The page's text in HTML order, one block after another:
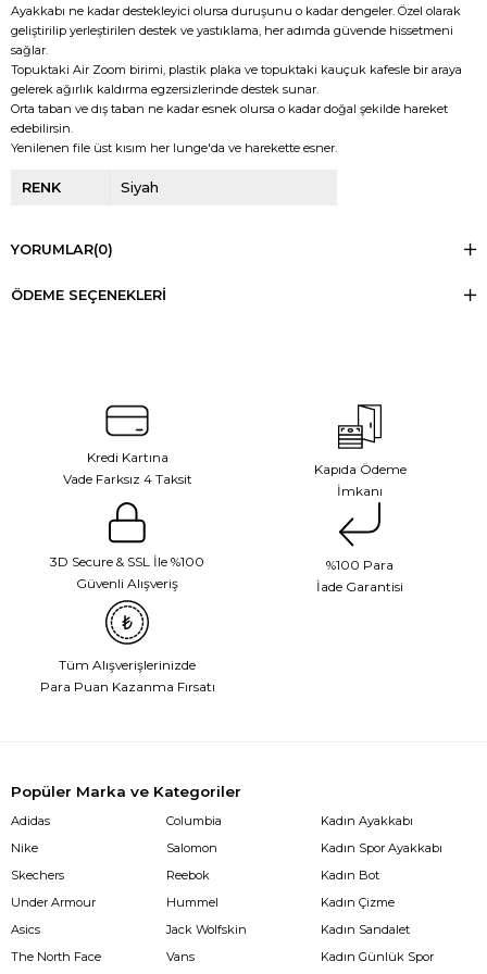
Ayakkabı ne kadar destekleyici olursa duruşunu o kadar dengeler. Özel olarak
geliştirilip yerleştirilen destek ve yastıklama, her adımda güvende hissetmeni
sağlar.
Topuktaki Air Zoom birimi, plastik plaka ve topuktaki kauçuk kafesle bir araya
gelerek ağırlık kaldırma egzersizlerinde destek sunar.
Orta taban ve dış taban ne kadar esnek olursa o kadar doğal şekilde hareket
edebilirsin.
Yenilenen file üst kısım her lunge'da ve harekette esner.
RENK Siyah
YORUMLAR(0)
ÖDEME SEÇENEKLERI
Kredi Kartına
Vade Farksız 4 Taksit
Kapıda Ödeme
İmkanı
3D Secure & SSL İle %100
Güvenli Alışveriş
%100 Para
İade Garantisi
Tüm Alışverişlerinizde
Para Puan Kazanma Fırsatı
Popüler Marka ve Kategoriler
Adidas
Nike
Skechers
Under Armour
Asics
The North Face
Columbia
Salomon
Reebok
Hummel
Jack Wolfskin
Vans
Kadın Ayakkabı
Kadın Spor Ayakkabı
Kadın Bot
Kadın Çizme
Kadın Sandalet
Kadın Günlük Spor